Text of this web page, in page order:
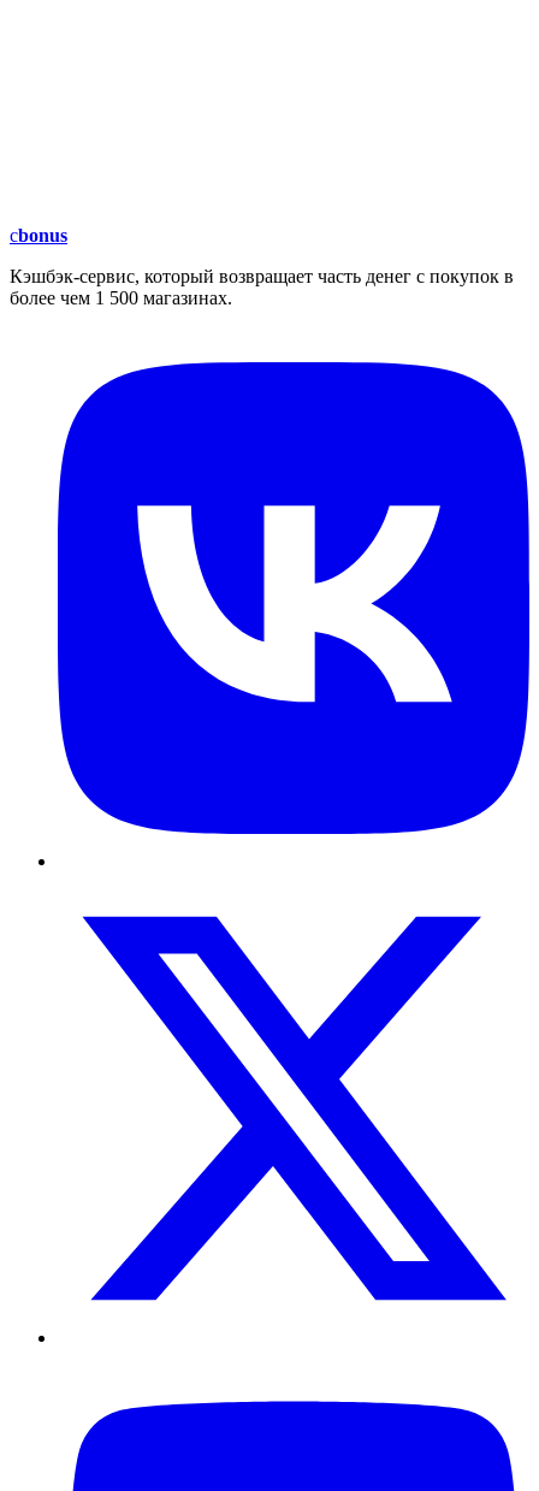
cbonus
Кэшбэк-сервис, который возвращает часть денег с покупок в
более чем 1 500 магазинах.